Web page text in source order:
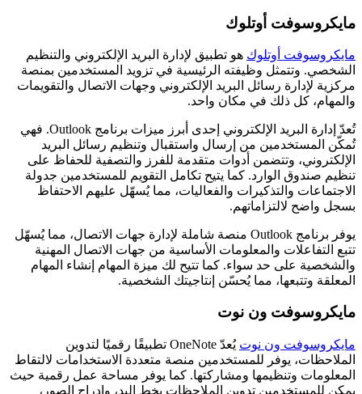
مايكروسوفت أوتلوك
مايكروسوفت أوتلوك هو تطبيق لإدارة البريد الإلكتروني والتنظيم
الشخصي. وتتمثل وظيفته الرئيسية في تزويد المستخدمين بمنصة
مركزية لإدارة رسائل البريد الإلكتروني وجهات الاتصال والتقويمات
والمهام، كل ذلك في مكان واحد.
تُعدّ إدارة البريد الإلكتروني إحدى أبرز ميزات برنامج Outlook. فهي
تُمكّن المستخدمين من إرسال واستقبال وتنظيم رسائل البريد
الإلكتروني، وتتضمن أدوات متقدمة للفرز والتصفية للحفاظ على
تنظيم صندوق الوارد. كما يتيح تكامل التقويم للمستخدمين جدولة
الاجتماعات والتذكيرات والفعاليات، مما يُسهّل عليهم الاحتفاظ
بسجل واضح لالتزاماتهم.
يوفر برنامج Outlook منصة شاملة لإدارة جهات الاتصال، مما يُسهّل
تتبع التفاعلات والمعلومات الأساسية من جهات الاتصال المهنية
والشخصية على حد سواء. كما تتيح لك ميزة المهام إنشاء المهام
المعلقة وتتبعها، مما يُحسّن إنتاجيتك الشخصية.
مايكروسوفت ون نوت
مايكروسوفت ون نوت
يُعدّ OneNote تطبيقًا رقميًا لتدوين
الملاحظات، يوفر للمستخدمين منصة متعددة الاستخدامات لالتقاط
المعلومات وتنظيمها ومشاركتها. كما يوفر مساحة عمل رقمية حيث
يمكن للمستخدمين تدوين الملاحظات بخط اليد، وإدراج الصور،